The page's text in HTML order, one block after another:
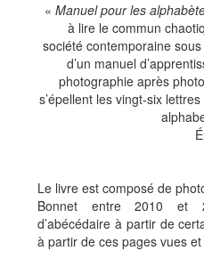
«Manuel pour les
à lire le commun
société contemporaine
d’un manuel
photographie après
s’épellent les vingt-six
Le livre est composé de
Bonnet entre 2010 et
d’abécédaire à partir de
à partir de ces pages vues